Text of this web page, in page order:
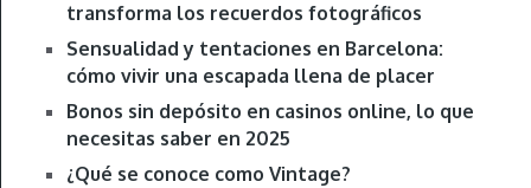
transforma los recuerdos fotográficos
Sensualidad y tentaciones en Barcelona:
cómo vivir una escapada llena de placer
Bonos sin depósito en casinos online, lo que
necesitas saber en 2025
¿Qué se conoce como Vintage?